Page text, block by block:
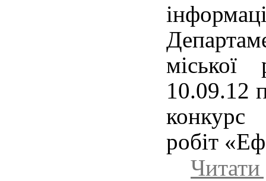
10.09.12
конкурс
робіт